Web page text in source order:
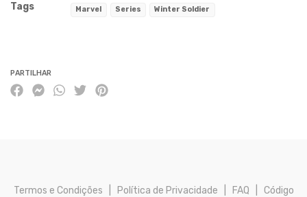
Tags Marvel Series Winter Soldier
PARTILHAR
Termos e Condições Política de Privacidade FAQ
Código